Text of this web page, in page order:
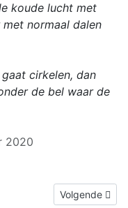
koude lucht met
normaal dalen
cirkelen, dan
de bel waar de
2020
rechtlijnige vlucht
Volgende
Volgende